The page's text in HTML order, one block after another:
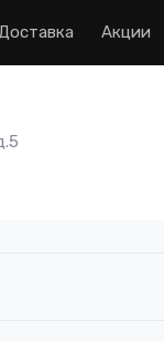
Акции